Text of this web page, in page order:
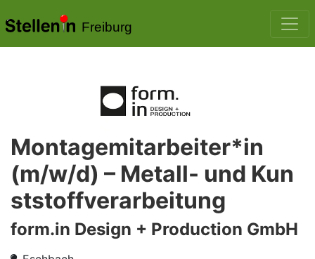
Freiburg
Montagemitarbeiter*in
(m/w/d) – Metall- und Kun
ststoffverarbeitung
form.in Design + Production GmbH